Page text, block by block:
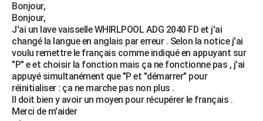
Essais
Réserver un essai
Citadines
Berlines
SUV
Forum auto
+HIGH-TECH
Mobiles
Meilleur smartphone
Internet
Ordinateurs
Jeux vidéo
Guide high-tech
+BRICOLAGE
Forum
Aménagement intérieur
Extérieur
Cuisine
Salle de bains
Jardinage
Rangement
WEEK-END
Guides de France
Escapades
Patrimoine
Expositions
Musées
Week-end nature
LIFESTYLE
Art de vivre
Bien-être
Loisirs
ModeModes de vie
SANTE
Bonjour,
Bonjour,
J'ai un lave vaisselle WHIRLPOOL ADG 2040 FD et j'ai
changé la langue en anglais par erreur . Selon la notice j'ai
voulu remettre le français comme indiqué en appuyant sur
"P" e et choisir la fonction mais ça ne fonctionne pas , j'ai
appuyé simultanément que "P et "démarrer" pour
réinitialiser : ça ne marche pas non plus .
Il doit bien y avoir un moyen pour récupérer le français .
Merci de m'aider